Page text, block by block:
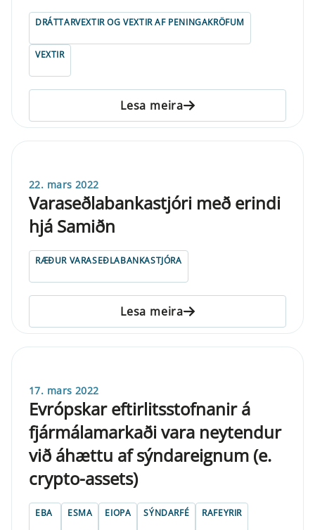
DRÁTTARVEXTIR OG VEXTIR AF PENINGAKRÖFUM
VEXTIR
Lesa meira
22. mars 2022
Varaseðlabankastjóri með erindi
hjá Samiðn
RÆÐUR VARASEÐLABANKASTJÓRA
Lesa meira
17. mars 2022
Evrópskar eftirlitsstofnanir á
fjármálamarkaði vara neytendur
við áhættu af sýndareignum (e.
crypto-assets)
EBA ESMA EIOPA SÝNDARFÉ RAFEYRIR